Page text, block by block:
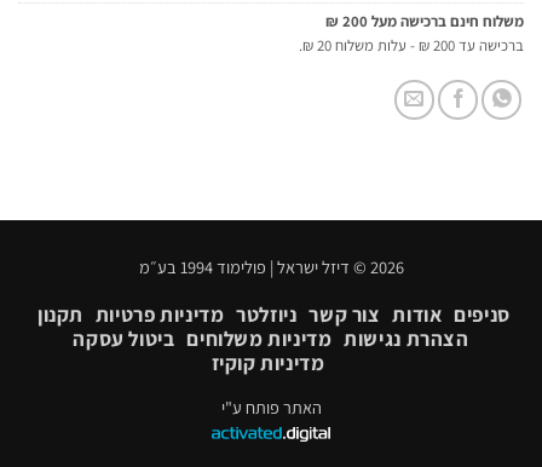
משלוח חינם ברכישה מעל 200 ₪
ברכישה עד 200 ₪ - עלות משלוח 20 ₪.
2026 © דיזל ישראל | פולימוד 1994 בע״מ
סניפים אודות צור קשר ניוזלטר מדיניות פרטיות תקנון
הצהרת נגישות מדיניות משלוחים ביטול עסקה
מדיניות קוקיז
האתר פותח ע"י